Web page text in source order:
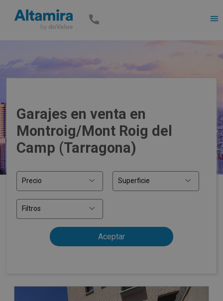
Garajes en venta en
Montroig/Mont Roig del
Camp (Tarragona)
Precio Superficie
Filtros